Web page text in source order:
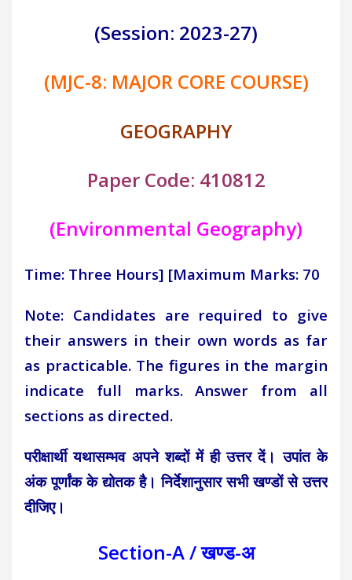
(Session: 2023-27)
(MJC-8: MAJOR CORE COURSE)
GEOGRAPHY
Paper Code: 410812
(Environmental Geography)
Time: Three Hours] [Maximum Marks: 70
Note: Candidates are required to give
their answers in their own words as far
as practicable. The figures in the margin
indicate full marks. Answer from all
sections as directed.
परीक्षार्थी यथासम्भव अपने शब्दों में ही उत्तर दें। उपांत के
अंक पूर्णांक के द्योतक है। निर्देशानुसार सभी खण्डों से उत्तर
दीजिए।
Section-A / खण्ड-अ